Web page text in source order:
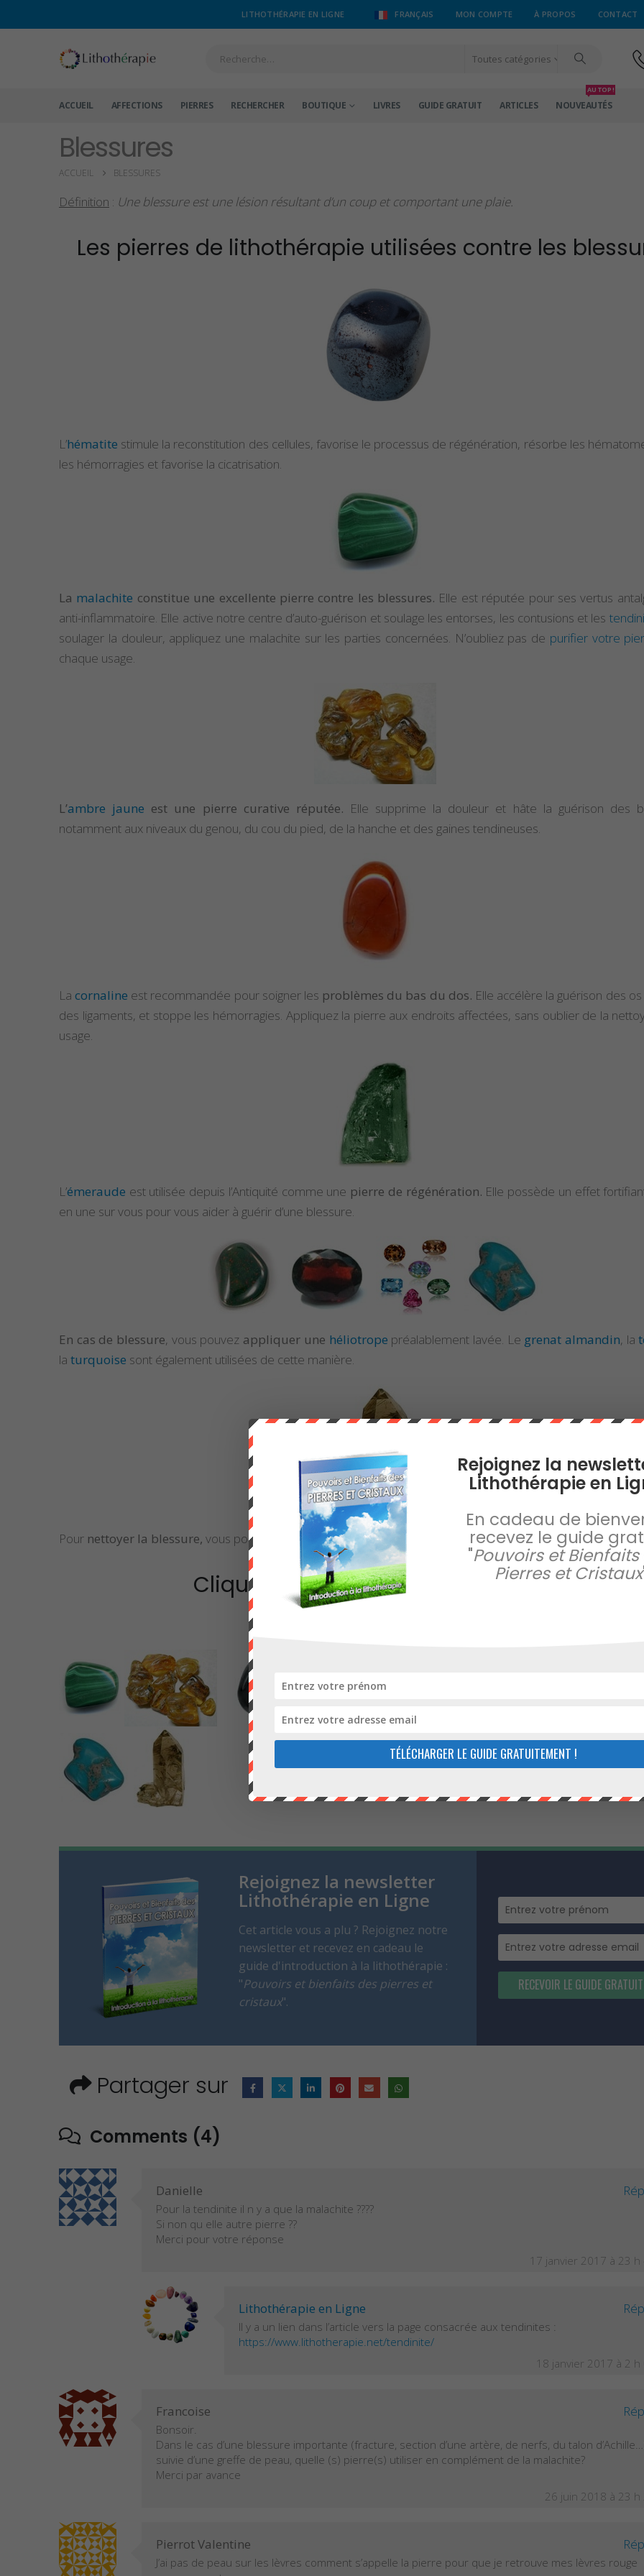
LITHOTHÉRAPIE EN LIGNE FRANÇAIS MON COMPTE À PROPOS CONTACT
Toutes catégories
ACCUEIL AFFECTIONS PIERRES RECHERCHER BOUTIQUE LIVRES GUIDE GRATUIT ARTICLES NOUVEAUTÉS
AU TOP !
Blessures
ACCUEIL BLESSURES
Définition : Une blessure est une lésion résultant d’un coup et comportant une plaie.
Les pierres de lithothérapie utilisées contre les
L’hématite stimule la reconstitution des cellules, favorise le processus de régénération, résorbe les
les hémorragies et favorise la cicatrisation.
La malachite constitue une excellente pierre contre les blessures. Elle est réputée pour ses vertus
anti-inflammatoire. Elle active notre centre d’auto-guérison et soulage les entorses, les contusions et les
soulager la douleur, appliquez une malachite sur les parties concernées. N’oubliez pas de purifier votre
chaque usage.
L’ambre jaune est une pierre curative réputée. Elle supprime la douleur et hâte la guérison des
notamment aux niveaux du genou, du cou du pied, de la hanche et des gaines tendineuses.
Lacornaline est recommandée pour soigner les problèmes du bas du dos. Elle accélère la guérison des
des ligaments, et stoppe les hémorragies. Appliquez la pierre aux endroits affectées, sans oublier de la
usage.
L’émeraude est utilisée depuis l’Antiquité comme une pierre de régénération. Elle possède un effet
en une sur vous pour vous aider à guérir d’une blessure.
En cas de blessure, vous pouvez appliquer une héliotrope préalablement lavée. Le grenat almandin, la
la turquoise sont également utilisées de cette manière.
Pour nettoyer la blessure, vous pouvez également utiliser un élixir de quartz rutile.
Cliquez sur la pierre de votre choix
Rejoignez la newsletter
Lithothérapie en Ligne
Cet article vous a plu ? Rejoignez notre
newsletter et recevez en cadeau le
guide d'introduction à la lithothérapie :
"Pouvoirs et bienfaits des pierres et
cristaux".
RECEVOIR LE GUIDE
Partager sur
Comments (4)
Danielle
Pour la tendinite il n y a que la malachite ????
Si non qu elle autre pierre ??
Merci pour votre réponse
17 janvier 2017 à 23 h
Lithothérapie en Ligne
Il y a un lien dans l’article vers la page consacrée aux tendinites :
https://www.lithotherapie.net/tendinite/
18 janvier 2017 à 2 h
Francoise
Bonsoir.
Dans le cas d’une blessure importante (fracture, section d’une artère, de nerfs, du talon
suivie d’une greffe de peau, quelle (s) pierre(s) utiliser en complément de la malachite?
Merci par avance
26 juin 2018 à 23 h
Pierrot Valentine
J’ai pas de peau sur les lèvres comment s’appelle la pierre pour que je retrouve mes lèvres rouge
de l’alexandrite
Propriétés et vertus
de la célestine
Propriétés et Vertus
de la Pierre
Amétrine
Propriétés et Vertus
du Larimar
de la
Rejoignez la
Lithothérapie en
En cadeau de
recevez le guide
"Pouvoirs et
Pierres et Cristaux
TÉLÉCHARGER LE GUIDE GRATUITEMENT !